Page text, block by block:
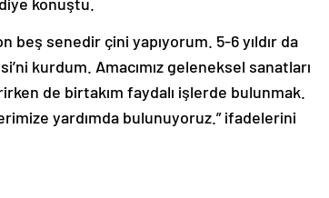
beş senedir çini yapıyorum. 5-6 yıldır da
kurdum. Amacımız geleneksel sanatları
de birtakım faydalı işlerde bulunmak.
yardımda bulunuyoruz.” ifadelerini